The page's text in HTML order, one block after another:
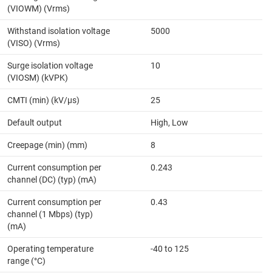
(VIOWM) (Vrms)
Withstand isolation voltage
(VISO) (Vrms)
5000
Surge isolation voltage
(VIOSM) (kVPK)
10
CMTI (min) (kV/µs) 25
Default output High, Low
Creepage (min) (mm) 8
Current consumption per
channel (DC) (typ) (mA)
0.243
Current consumption per
channel (1 Mbps) (typ)
(mA)
0.43
Operating temperature
range (°C)
-40 to 125